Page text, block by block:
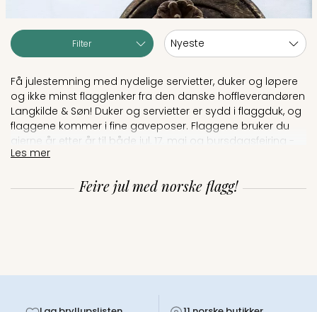
Filter
Sortering:
Få julestemning med nydelige servietter, duker og løpere
og ikke minst flagglenker fra den danske hoffleverandøren
Langkilde & Søn! Duker og servietter er sydd i flaggduk, og
flaggene kommer i fine gaveposer. Flaggene bruker du
gjerne år etter år til både jul, 17. mai og bursdagsfeiring -
produkter som gjerne går i arv!
Les mer
Feire jul med norske flagg!